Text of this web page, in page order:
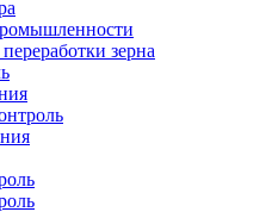
зерна